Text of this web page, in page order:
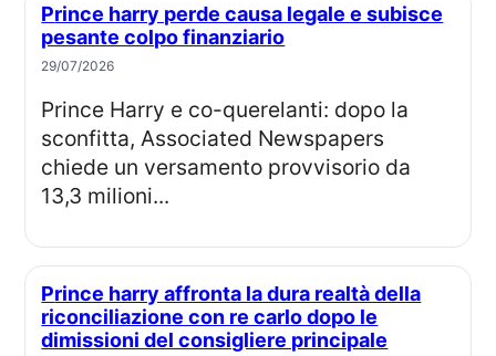
Prince harry perde causa legale e subisce
pesante colpo finanziario
29/07/2026
Prince Harry e co-querelanti: dopo la
sconfitta, Associated Newspapers
chiede un versamento provvisorio da
13,3 milioni...
Prince harry affronta la dura realtà della
riconciliazione con re carlo dopo le
dimissioni del consigliere principale